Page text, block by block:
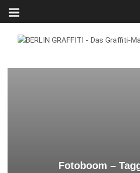
Fotoboom –